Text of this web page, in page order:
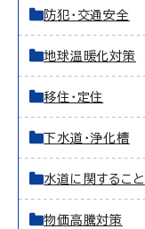
防犯・交通安全
地球温暖化対策
移住・定住
下水道・浄化槽
水道に関すること
物価高騰対策